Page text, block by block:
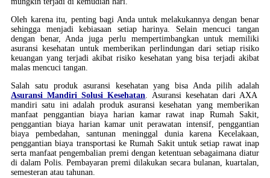
Oleh karena itu, penting bagi Anda untuk melakukannya dengan benar
sehingga menjadi kebiasaan setiap harinya. Selain mencuci tangan
dengan benar, Anda juga perlu mempertimbangkan untuk memiliki
asuransi kesehatan untuk memberikan perlindungan dari setiap risiko
keuangan yang terjadi akibat risiko kesehatan yang bisa terjadi akibat
malas mencuci tangan.
Salah satu produk asuransi kesehatan yang bisa Anda pilih adalah
Asuransi Mandiri Solusi Kesehatan. Asuransi kesehatan dari AXA
mandiri satu ini adalah produk asuransi kesehatan yang memberikan
manfaat penggantian biaya harian kamar rawat inap Rumah Sakit,
penggantian biaya harian kamar unit perawatan intensif, penggantian
biaya pembedahan, santunan meninggal dunia karena Kecelakaan,
penggantian biaya transportasi ke Rumah Sakit untuk setiap rawat inap
serta manfaat pengembalian premi dengan ketentuan sebagaimana diatur
di dalam Polis. Pembayaran premi dilakukan secara bulanan, kuartalan,
semesteran atau tahunan.